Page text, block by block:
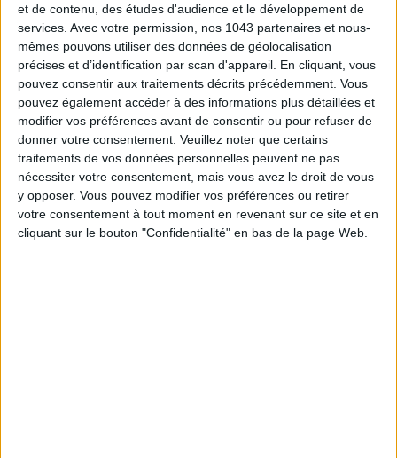
et de contenu, des études d'audience et le développement de
services. Avec votre permission, nos 1043 partenaires et nous-
mêmes pouvons utiliser des données de géolocalisation
précises et d’identification par scan d'appareil. En cliquant, vous
pouvez consentir aux traitements décrits précédemment. Vous
pouvez également accéder à des informations plus détaillées et
modifier vos préférences avant de consentir ou pour refuser de
donner votre consentement. Veuillez noter que certains
traitements de vos données personnelles peuvent ne pas
nécessiter votre consentement, mais vous avez le droit de vous
y opposer. Vous pouvez modifier vos préférences ou retirer
votre consentement à tout moment en revenant sur ce site et en
cliquant sur le bouton "Confidentialité" en bas de la page Web.
LES EXPOS À RATTRAPER À TOUT PRIX CET ÉTÉ